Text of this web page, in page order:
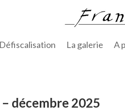
Défiscalisation La galerie A
décembre 2025